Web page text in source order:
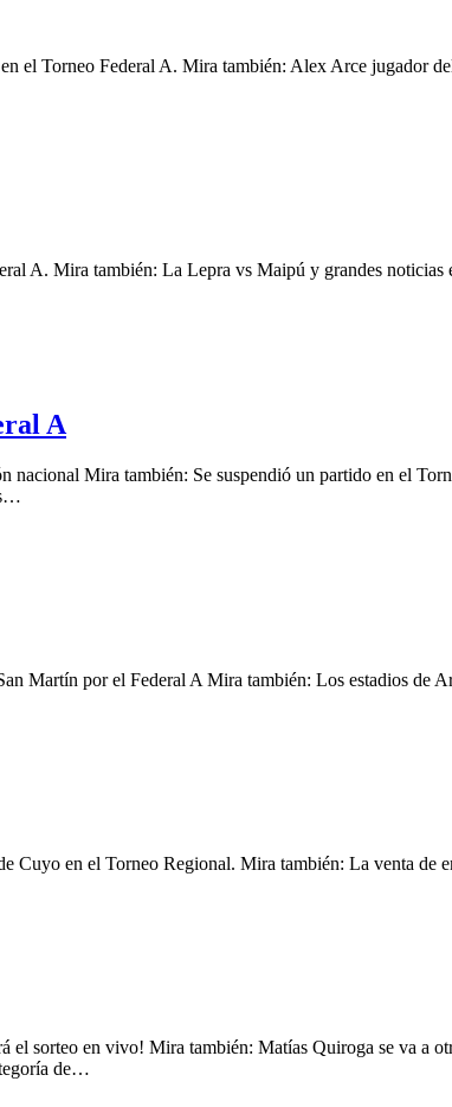
el Torneo Federal A. Mira también: Alex Arce jugador
A. Mira también: La Lepra vs Maipú y grandes
A
Mira también: Se suspendió un partido en el
Martín por el Federal A Mira también: Los estadios de
en el Torneo Regional. Mira también: La venta de
sorteo en vivo! Mira también: Matías Quiroga se va a
de…